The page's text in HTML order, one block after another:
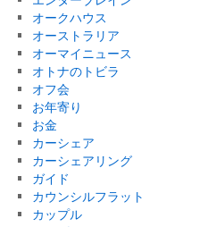
オークハウス
オーストラリア
オーマイニュース
オトナのトビラ
オフ会
お年寄り
お金
カーシェア
カーシェアリング
ガイド
カウンシルフラット
カップル